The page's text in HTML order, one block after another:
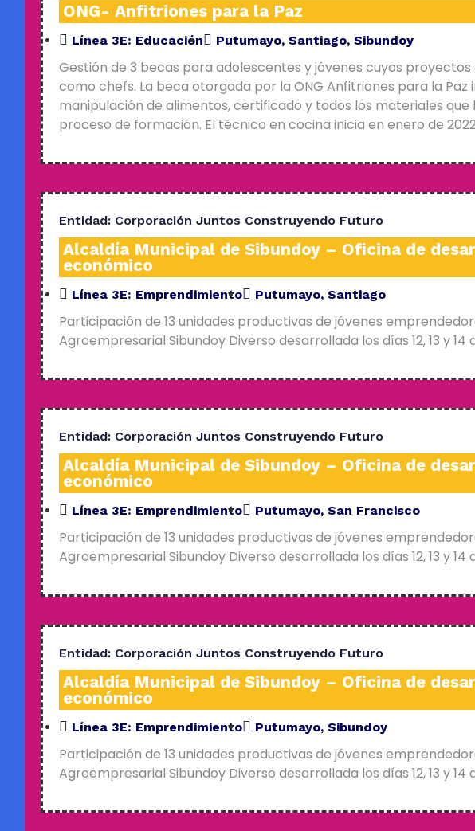
ONG- Anfitriones para la Paz
Línea 3E: Educación Putumayo, Santiago, Sibundoy
Gestión de 3 becas para adolescentes y jóvenes cuyos
como chefs. La beca otorgada por la ONG Anfitriones para la
manipulación de alimentos, certificado y todos los materiales
proceso de formación. El técnico en cocina inicia en enero de
Entidad: Corporación Juntos Construyendo Futuro
Alcaldía Municipal de Sibundoy – Oficina de
económico
Línea 3E: Emprendimiento Putumayo, Santiago
Participación de 13 unidades productivas de jóvenes
Agroempresarial Sibundoy Diverso desarrollada los días 12, 13 y 14
Entidad: Corporación Juntos Construyendo Futuro
Alcaldía Municipal de Sibundoy – Oficina de
económico
Línea 3E: Emprendimiento Putumayo, San Francisco
Participación de 13 unidades productivas de jóvenes
Agroempresarial Sibundoy Diverso desarrollada los días 12, 13 y 14
Entidad: Corporación Juntos Construyendo Futuro
Alcaldía Municipal de Sibundoy – Oficina de
económico
Línea 3E: Emprendimiento Putumayo, Sibundoy
Participación de 13 unidades productivas de jóvenes
Agroempresarial Sibundoy Diverso desarrollada los días 12, 13 y 14